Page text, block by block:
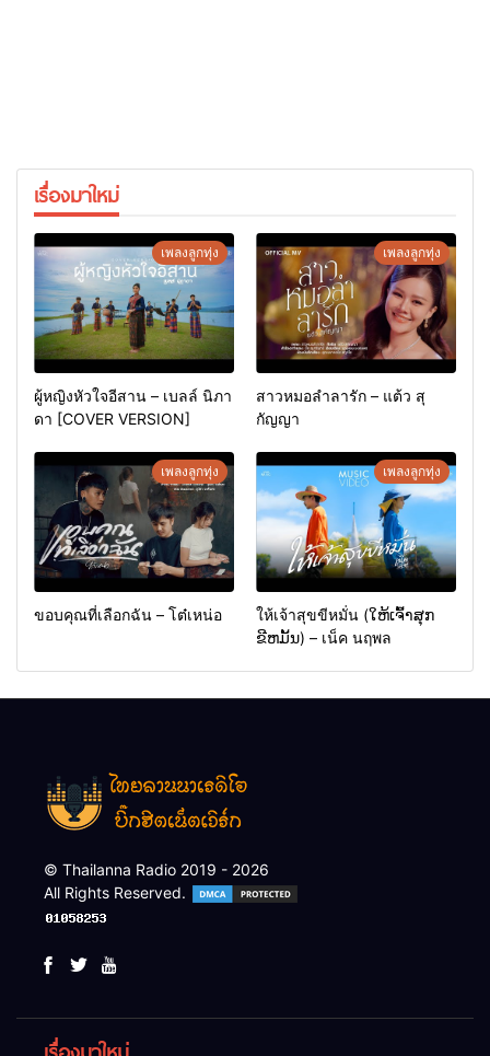
เรื่องมาใหม่
เพลงลูกทุ่ง
ผู้หญิงหัวใจอีสาน – เบลล์ นิภา
ดา [COVER VERSION]
เพลงลูกทุ่ง
สาวหมอลำลารัก – แต้ว สุ
กัญญา
เพลงลูกทุ่ง
ขอบคุณที่เลือกฉัน – โต๋เหน่อ
เพลงลูกทุ่ง
ให้เจ้าสุขขีหมั่น (ໃຫ້ເຈົ້າສຸກ
ຂີຫມັ້ນ) – เน็ค นฤพล
© Thailanna Radio 2019 - 2026
All Rights Reserved.